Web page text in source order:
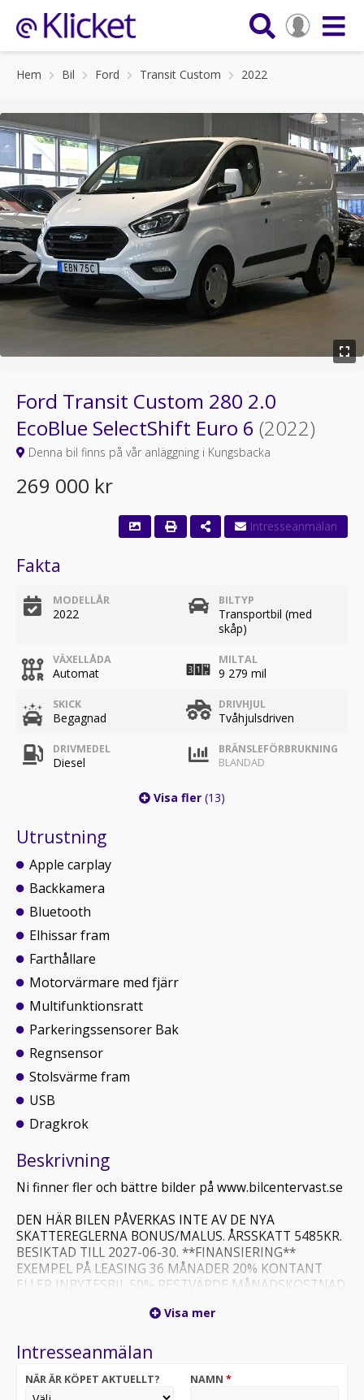
Hem Bil Ford Transit Custom 2022
Ford Transit Custom 280 2.0
EcoBlue SelectShift Euro 6 (2022)
Denna bil finns på vår anläggning i Kungsbacka
269 000 kr
Fakta
MODELLÅR
2022
BILTYP
Transportbil (med
skåp)
VÄXELLÅDA
Automat
MILTAL
9 279 mil
SKICK
Begagnad
DRIVHJUL
Tvåhjulsdriven
DRIVMEDEL
Diesel
BRÄNSLEFÖRBRUKNING
BLANDAD
Visa fler (13)
Utrustning
Apple carplay
Backkamera
Bluetooth
Elhissar fram
Farthållare
Motorvärmare med fjärr
Multifunktionsratt
Parkeringssensorer Bak
Regnsensor
Stolsvärme fram
USB
Dragkrok
Beskrivning
Ni finner fler och bättre bilder på www.bilcentervast.se
DEN HÄR BILEN PÅVERKAS INTE AV DE NYA
SKATTEREGLERNA BONUS/MALUS. ÅRSSKATT 5485KR.
BESIKTAD TILL 2027-06-30. **FINANSIERING**
EXEMPEL PÅ LEASING 36 MÅNADER 20% KONTANT
ELLER INBYTESBIL 50% RESTVÄRDE MÅNADSKOSTNAD
3794KR Finansiering via Santander Välkommen till oss
11-15
Visa mer
Intresseanmälan
NÄR ÄR KÖPET AKTUELLT? NAMN *